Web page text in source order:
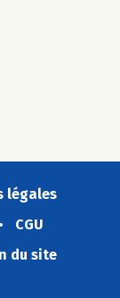
légales
CGU
du site